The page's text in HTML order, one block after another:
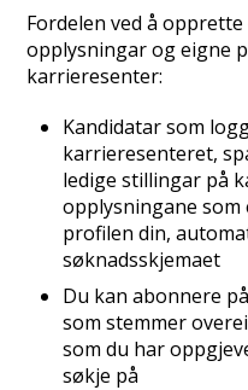
Fordelen ved å
opplysningar og eigne
karrieresenter:
Kandidatar som
karrieresenteret,
ledige stillingar på
opplysningane
profilen din,
søknadsskjemaet
Du kan abonnere
som stemmer
som du har
søkje på